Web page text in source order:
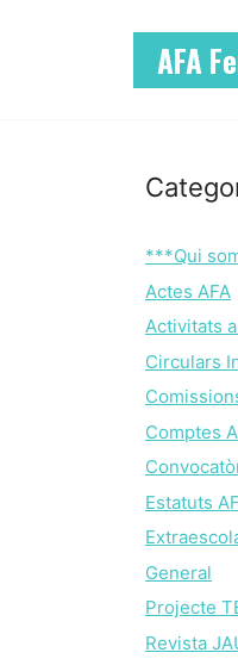
AFA
***Qui
Actes AFA
Activitats
Circulars
Comptes
Estatuts
General
Projecte
Revista